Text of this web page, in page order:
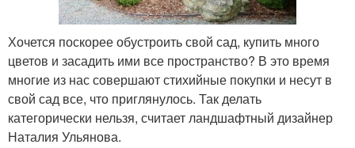
Хочется поскорее обустроить свой сад, купить много
цветов и засадить ими все пространство? В это время
многие из нас совершают стихийные покупки и несут в
свой сад все, что приглянулось. Так делать
категорически нельзя, считает ландшафтный дизайнер
Наталия Ульянова.